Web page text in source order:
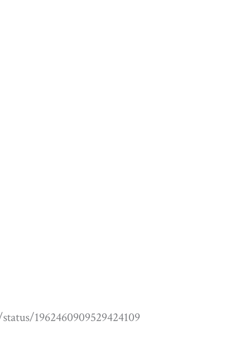
1962460909529424109